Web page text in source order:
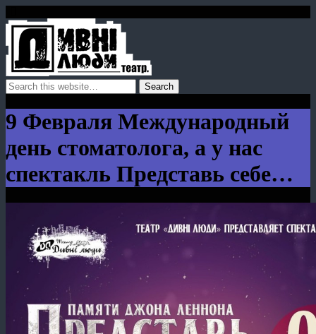
9 Февраля Международный
день стоматолога, а у нас
спектакль Представь себе…